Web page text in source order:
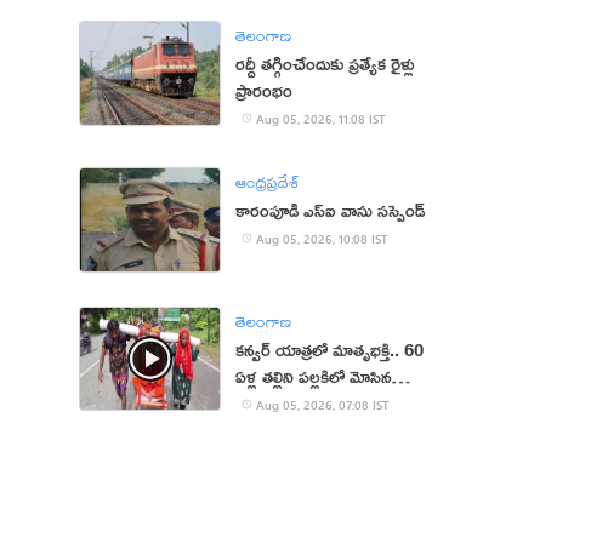
తెలంగాణ
రద్దీ తగ్గించేందుకు ప్రత్యేక రైళ్లు
ప్రారంభం
Aug 05, 2026, 11:08 IST
ఆంధ్రప్రదేశ్
కారంపూడి ఎస్ఐ వాసు స‌స్పెండ్‌
Aug 05, 2026, 10:08 IST
తెలంగాణ
కన్వర్ యాత్రలో మాతృభక్తి.. 60
ఏళ్ల తల్లిని పల్లకిలో మోసిన
కొడుకు, కోడలు!
Aug 05, 2026, 07:08 IST